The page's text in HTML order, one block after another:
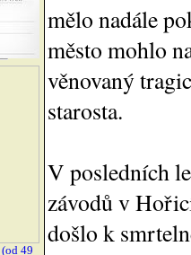
49
mělo nadále
město mohlo
věnovaný
starosta.
V posledních
závodů v
došlo k